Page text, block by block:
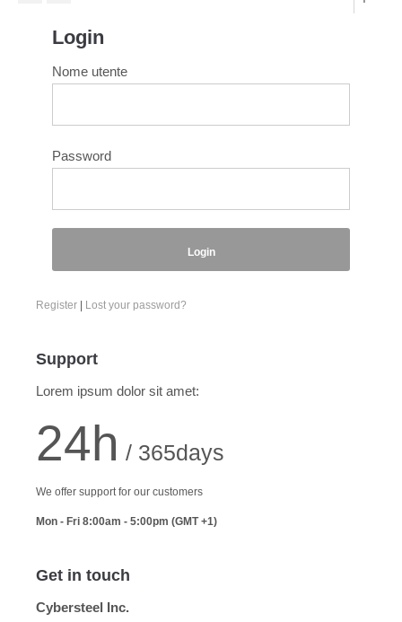
Login
Nome utente
Password
Login
Register | Lost your password?
Support
Lorem ipsum dolor sit amet:
24h / 365days
We offer support for our customers
Mon - Fri 8:00am - 5:00pm (GMT +1)
Get in touch
Cybersteel Inc.